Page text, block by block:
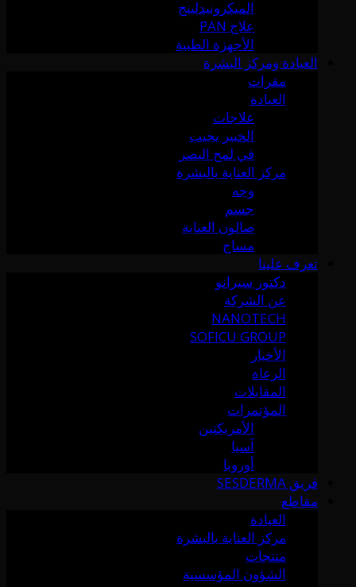
الميكرونيدلينج
علاج PAN
الأجهزة الطبية
العيادة ومركز البشرة
مقرات
العيادة
علاجات
الخبير يجيب
في لمح البصر
مركز العناية بالبشرة
وجه
جسم
صالون العناية
مساج
تعرف علينا
دكتور سيرانو
عن الشركة
NANOTECH
SOFICU GROUP
الأخبار
الرعاة
المقابلات
المؤتمرات
الأمريكتين
آسيا
أوروبا
فريق SESDERMA
مقاطع
العيادة
مركز العناية بالبشرة
منتجات
الشؤون المؤسسية